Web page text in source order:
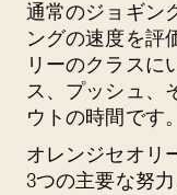
通常のジョギン
ングの速度を評
リーのクラスに
ス、プッシュ、
ウトの時間です
オレンジセオリ
3つの主要な努